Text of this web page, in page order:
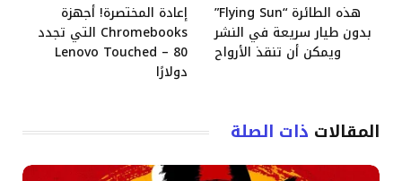
هذه الطائرة “Flying Sun”
بدون طيار سريعة في النشر
ويمكن أن تنقذ الأرواح
إعادة المختصرة! أجهزة
Chromebooks التي تجدد
Lenovo Touched – 80
دولارًا
المقالات ذات الصلة